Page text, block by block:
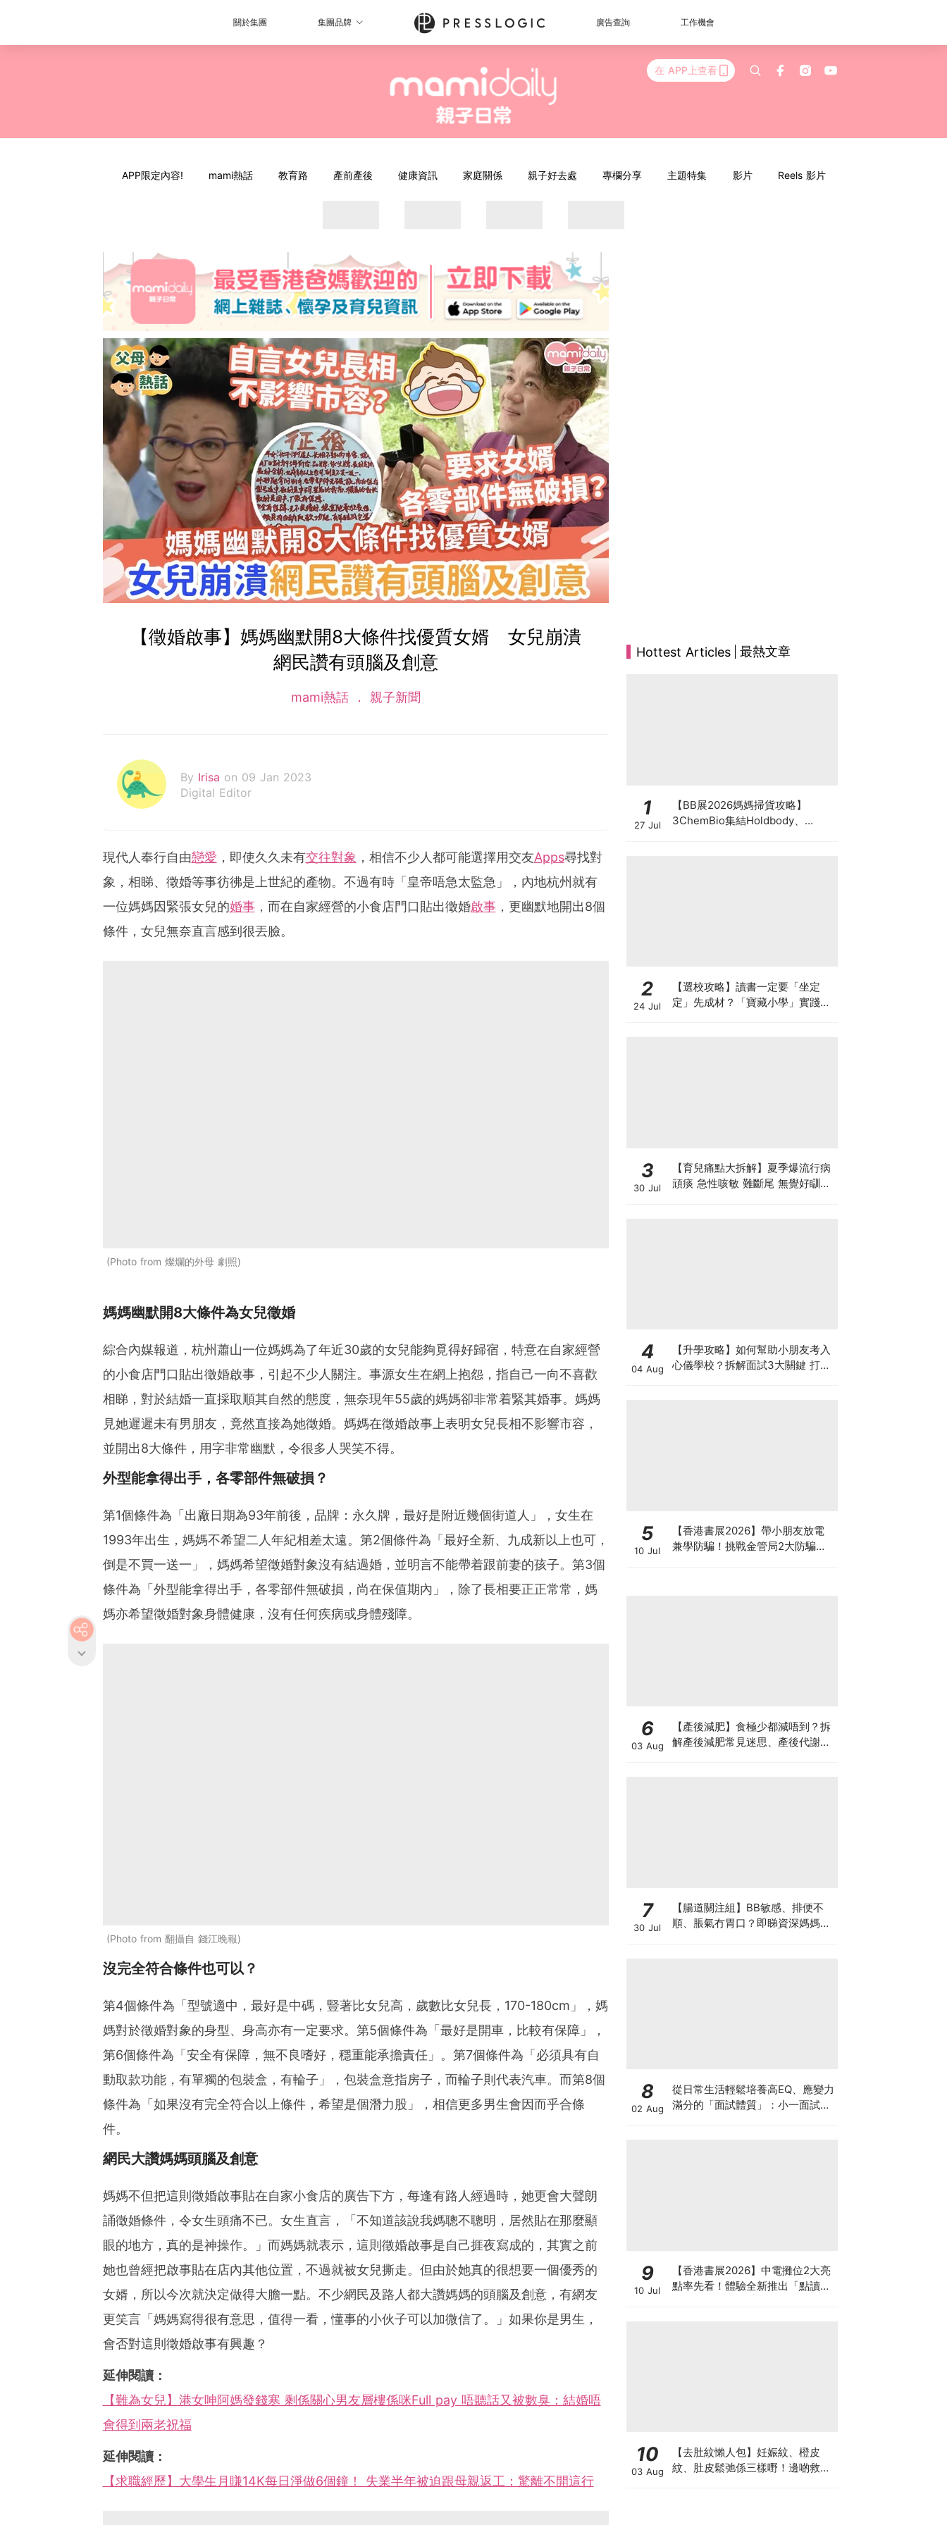
關於集團 集團品牌 廣告查詢 工作機會
在 APP上查看
APP限定內容! mami熱話 教育路 產前產後 健康資訊 家庭關係 親子好去處 專欄分享 主題特集 影片 Reels 影片
【徵婚啟事】媽媽幽默開8大條件找優質女婿 女兒崩潰
網民讚有頭腦及創意
mami熱話 親子新聞
By Irisa on 09 Jan 2023
Digital Editor
現代人奉行自由戀愛 ，即使久久未有交往對象 ，相信不少人都可能選擇用交友Apps尋找對
象，相睇、徵婚等事彷彿是上世紀的產物。不過有時「皇帝唔急太監急」，內地杭州就有
一位媽媽因緊張女兒的婚事，而在自家經營的小食店門口貼出徵婚啟事，更幽默地開出8個
條件，女兒無奈直言感到很丟臉。
Photo from 燦爛的外母 劇照
媽媽幽默開8大條件為女兒徵婚
綜合內媒報道，杭州蕭山一位媽媽為了年近30歲的女兒能夠覓得好歸宿，特意在自家經營
的小食店門口貼出徵婚啟事，引起不少人關注。事源女生在網上抱怨，指自己一向不喜歡
相睇，對於結婚一直採取順其自然的態度，無奈現年55歲的媽媽卻非常着緊其婚事。媽媽
見她遲遲未有男朋友，竟然直接為她徵婚。媽媽在徵婚啟事上表明女兒長相不影響市容，
並開出8大條件，用字非常幽默，令很多人哭笑不得。
外型能拿得出手，各零部件無破損？
第1個條件為「出廠日期為93年前後，品牌：永久牌，最好是附近幾個街道人」，女生在
1993年出生，媽媽不希望二人年紀相差太遠。第2個條件為「最好全新、九成新以上也可，
倒是不買一送一」，媽媽希望徵婚對象沒有結過婚，並明言不能帶着跟前妻的孩子。第3個
條件為「外型能拿得出手，各零部件無破損，尚在保值期內」，除了長相要正正常常，媽
媽亦希望徵婚對象身體健康，沒有任何疾病或身體殘障。
Photo from 翻攝自 錢江晚報
沒完全符合條件也可以？
第4個條件為「型號適中，最好是中碼，豎著比女兒高，歲數比女兒長，170-180cm」，媽
媽對於徵婚對象的身型、身高亦有一定要求。第5個條件為「最好是開車，比較有保障」，
第6個條件為「安全有保障，無不良嗜好，穩重能承擔責任」。第7個條件為「必須具有自
動取款功能，有單獨的包裝盒，有輪子」，包裝盒意指房子，而輪子則代表汽車。而第8個
條件為「如果沒有完全符合以上條件，希望是個潛力股」，相信更多男生會因而乎合條
件。
網民大讚媽媽頭腦及創意
媽媽不但把這則徵婚啟事貼在自家小食店的廣告下方，每逢有路人經過時，她更會大聲朗
誦徵婚條件，令女生頭痛不已。女生直言，「不知道該說我媽聰不聰明，居然貼在那麼顯
眼的地方，真的是神操作。」而媽媽就表示，這則徵婚啟事是自己捱夜寫成的，其實之前
她也曾經把啟事貼在店內其他位置，不過就被女兒撕走。但由於她真的很想要一個優秀的
女婿，所以今次就決定做得大膽一點。不少網民及路人都大讚媽媽的頭腦及創意，有網友
更笑言「媽媽寫得很有意思，值得一看，懂事的小伙子可以加微信了。」如果你是男生，
會否對這則徵婚啟事有興趣？
延伸閱讀：
【難為女兒】港女呻阿媽發錢寒 剩係關心男友層樓係咪Full pay 唔聽話又被數臭：結婚唔
會得到兩老祝福
延伸閱讀：
【求職經歷】大學生月賺14K每日淨做6個鐘！ 失業半年被迫跟母親返工：驚離不開這行
Hottest Articles 最熱文章
1
27 Jul
【BB展2026媽媽掃貨攻略】
3ChemBio集結Holdbody、
2
24 Jul
【選校攻略】讀書一定要「坐定
定」先成材？「寶藏小學」實踐動
3
30 Jul
【育兒痛點大拆解】夏季爆流行病
頑痰 急性咳敏 難斷尾 無覺好瞓？
4
04 Aug
【升學攻略】如何幫助小朋友考入
心儀學校？拆解面試3大關鍵 打好
5
10 Jul
【香港書展2026】帶小朋友放電
兼學防騙！挑戰金管局2大防騙遊
6
03 Aug
【產後減肥】食極少都減唔到？拆
解產後減肥常見迷思、產後代謝、
7
30 Jul
【腸道關注組】BB敏感、排便不
順、脹氣冇胃口？即睇資深媽媽分
8
02 Aug
從日常生活輕鬆培養高EQ、應變力
滿分的「面試體質」：小一面試最
9
10 Jul
【香港書展2026】中電攤位2大亮
點率先看！體驗全新推出「點讀故
10
03 Aug
【去肚紋懶人包】妊娠紋、橙皮
紋、肚皮鬆弛係三樣嘢！邊啲救得